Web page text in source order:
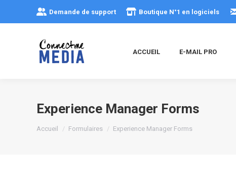
Demande de support Boutique N°1 en logiciels
ACCUEIL E-MAIL PRO
Experience Manager Forms
Vous êtes ici :
Accueil Formulaires Experience Manager Forms